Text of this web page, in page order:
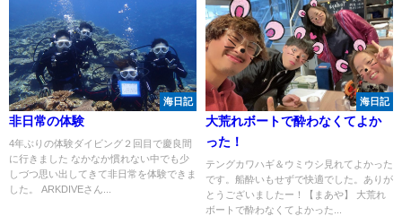
海日記
非日常の体験
4年ぶりの体験ダイビング２回目で慶良間
に行きました なかなか慣れない中でも少
しづつ思い出してきて非日常を体験できま
した。 ARKDIVEさん...
海日記
大荒れボートで酔わなくてよか
った！
テングカワハギ＆ウミウシ見れてよかった
です。船酔いもせずで快適でした。ありが
とうございましたー！【まあや】 大荒れ
ボートで酔わなくてよかった...